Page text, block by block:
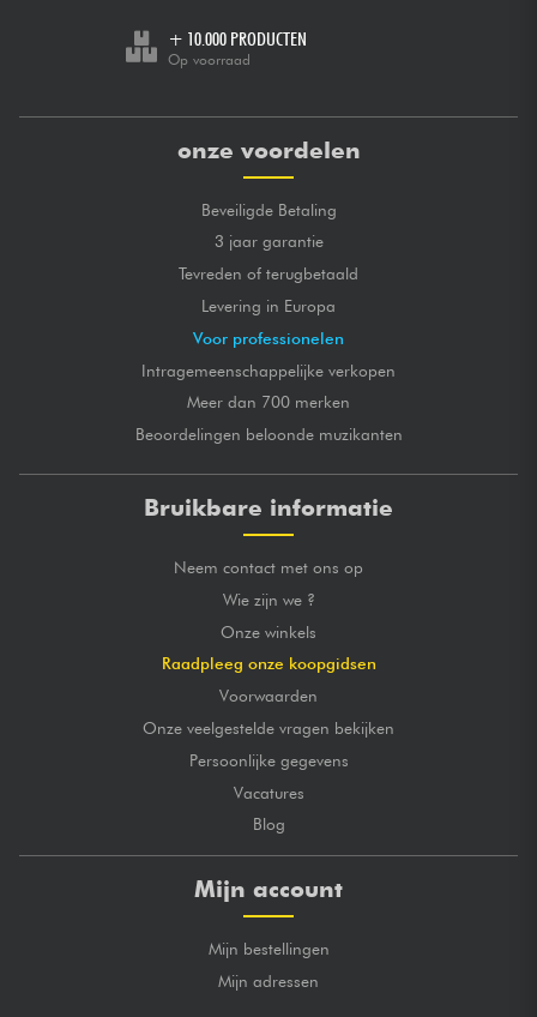
+ 10.000 PRODUCTEN
Op voorraad
onze voordelen
Beveiligde Betaling
3 jaar garantie
Tevreden of terugbetaald
Levering in Europa
Voor professionelen
Intragemeenschappelijke verkopen
Meer dan 700 merken
Beoordelingen beloonde muzikanten
Bruikbare informatie
Neem contact met ons op
Wie zijn we ?
Onze winkels
Raadpleeg onze koopgidsen
Voorwaarden
Onze veelgestelde vragen bekijken
Persoonlijke gegevens
Vacatures
Blog
Mijn account
Mijn bestellingen
Mijn adressen